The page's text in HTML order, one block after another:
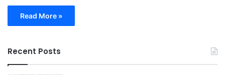
Read More »
Recent Posts